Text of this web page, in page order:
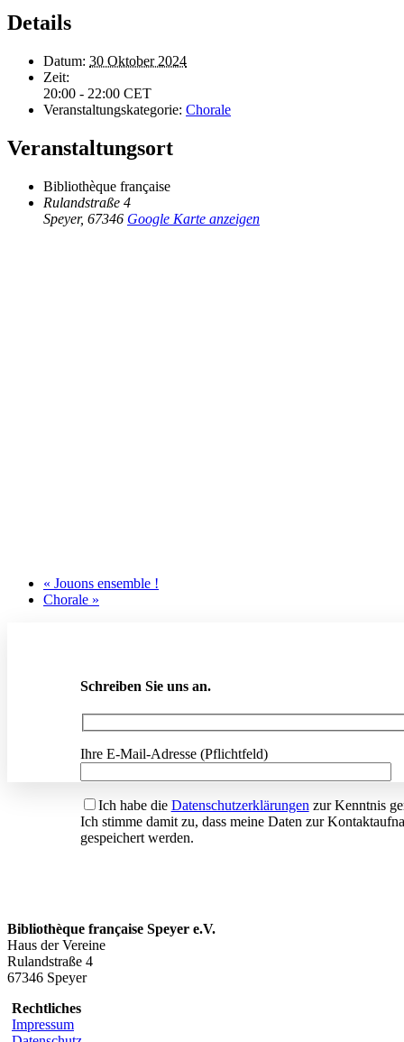
Details
Datum: 30 Oktober 2024
Zeit:
20:00 - 22:00 CET
Veranstaltungskategorie: Chorale
Veranstaltungsort
Bibliothèque française
Rulandstraße 4
Speyer, 67346 Google Karte anzeigen
« Jouons ensemble !
Chorale »
Schreiben Sie uns an.
Ihre E-Mail-Adresse (Pflichtfeld)
Ich habe die Datenschutzerklärungen zur Kenntnis
Ich stimme damit zu, dass meine Daten zur
gespeichert werden.
Bibliothèque française Speyer e.V.
Haus der Vereine
Rulandstraße 4
67346 Speyer
Rechtliches
Impressum